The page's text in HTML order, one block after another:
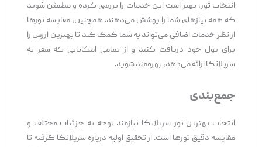
انتخاب تور، بهتر است این خدمات را بررسی کرده و مطمئن شوید
که همه نیازهای شما را پوشش می‌دهند. همچنین، مقایسه تورها
از نظر خدمات اضافی می‌تواند به شما کمک کند تا بهترین ارزش را
برای پول خود دریافت کنید و از تمامی امکاناتی که سفر به
سریلانکا ارائه می‌دهد، بهره‌مند شوید.
جمع‌بندی
انتخاب بهترین تور سریلانکا نیازمند توجه به جزئیات مختلف و
مقایسه دقیق تورها است. از تحقیق اولیه درباره سریلانکا گرفته تا